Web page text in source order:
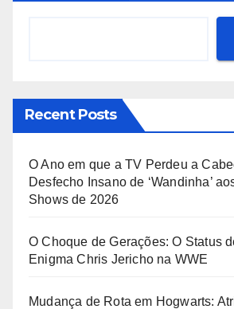
Recent Posts
O Ano em que a TV Perdeu a
Desfecho Insano de ‘Wandinha’
Shows de 2026
O Choque de Gerações: O Status
Enigma Chris Jericho na WWE
Mudança de Rota em Hogwarts: